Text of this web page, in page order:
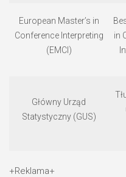
European Master’s in
Conference Interpreting
(EMCI)
in
Główny Urząd
Statystyczny (GUS)
+Reklama+